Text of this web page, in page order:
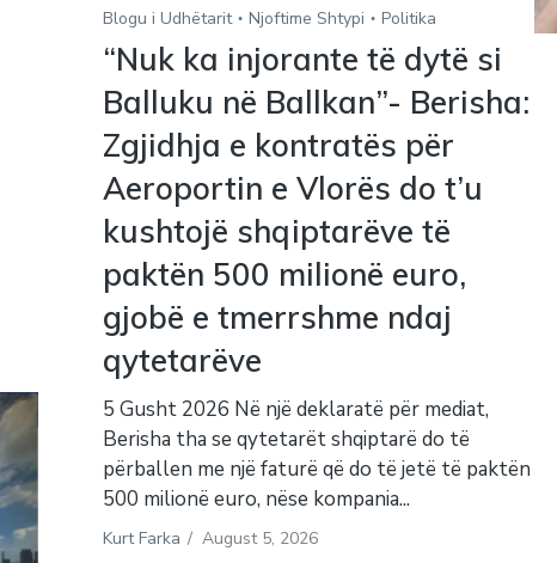
Blogu i Udhëtarit Njoftime Shtypi Politika
“Nuk ka injorante të dytë si
Balluku në Ballkan”- Berisha:
Zgjidhja e kontratës për
Aeroportin e Vlorës do t’u
kushtojë shqiptarëve të
paktën 500 milionë euro,
gjobë e tmerrshme ndaj
qytetarëve
5 Gusht 2026 Në një deklaratë për mediat,
Berisha tha se qytetarët shqiptarë do të
përballen me një faturë që do të jetë të paktën
500 milionë euro, nëse kompania...
Kurt Farka / August 5, 2026